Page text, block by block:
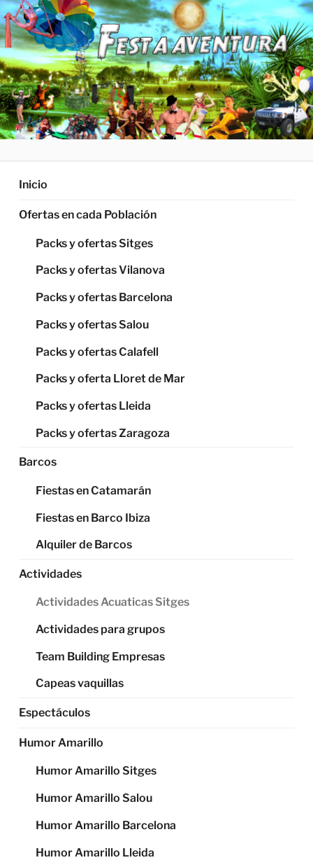
Inicio
Ofertas en cada Población
Packs y ofertas Sitges
Packs y ofertas Vilanova
Packs y ofertas Barcelona
Packs y ofertas Salou
Packs y ofertas Calafell
Packs y oferta Lloret de Mar
Packs y ofertas Lleida
Packs y ofertas Zaragoza
Barcos
Fiestas en Catamarán
Fiestas en Barco Ibiza
Alquiler de Barcos
Actividades
Actividades Acuaticas Sitges
Actividades para grupos
Team Building Empresas
Capeas vaquillas
Espectáculos
Humor Amarillo
Humor Amarillo Sitges
Humor Amarillo Salou
Humor Amarillo Barcelona
Humor Amarillo Lleida